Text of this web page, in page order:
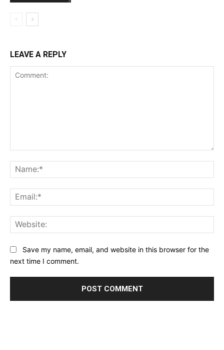
LEAVE A REPLY
Save my name, email, and website in this browser for the
next time I comment.